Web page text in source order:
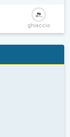
ghiaccio